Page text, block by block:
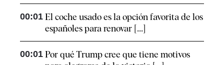
00:01 El coche usado es la opción favorita de los
españoles para renovar [...]
00:01 Por qué Trump cree que tiene motivos